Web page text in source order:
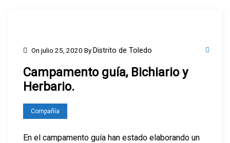
On julio 25, 2020 ByDistrito de Toledo
Campamento guía, Bichiario y
Herbario.
Compañía
En el campamento guía han estado elaborando un